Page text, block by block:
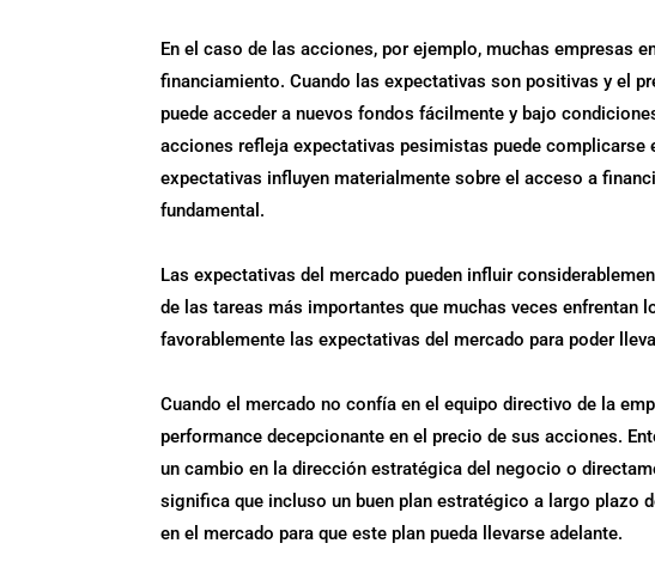
En el caso de las acciones, por ejemplo, muchas empresas
financiamiento. Cuando las expectativas son positivas y el
puede acceder a nuevos fondos fácilmente y bajo
acciones refleja expectativas pesimistas puede
expectativas influyen materialmente sobre el acceso a
fundamental.
Las expectativas del mercado pueden influir
de las tareas más importantes que muchas veces enfrentan
favorablemente las expectativas del mercado para poder
Cuando el mercado no confía en el equipo directivo de la
performance decepcionante en el precio de sus acciones.
un cambio en la dirección estratégica del negocio o
significa que incluso un buen plan estratégico a largo plazo
en el mercado para que este plan pueda llevarse adelante.